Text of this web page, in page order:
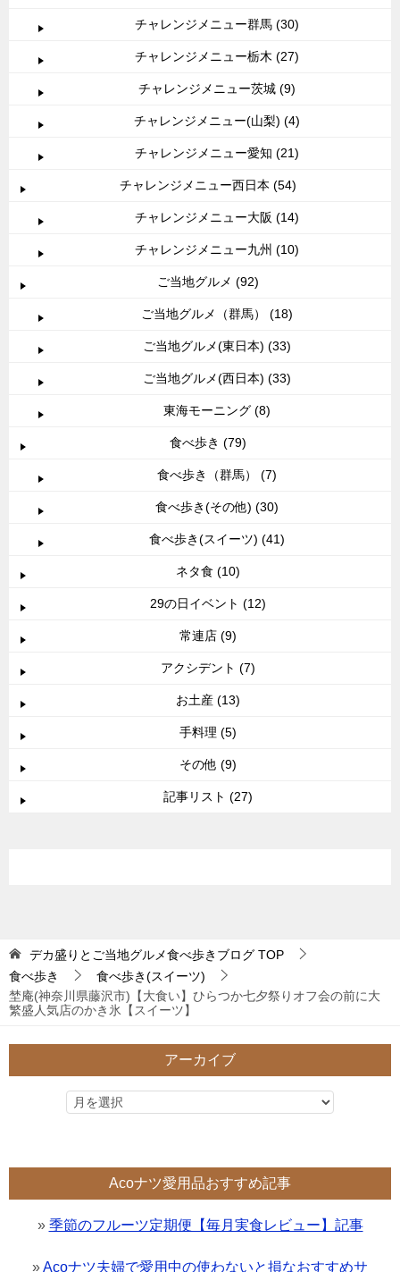
チャレンジメニュー群馬 (30)
チャレンジメニュー栃木 (27)
チャレンジメニュー茨城 (9)
チャレンジメニュー(山梨) (4)
チャレンジメニュー愛知 (21)
チャレンジメニュー西日本 (54)
チャレンジメニュー大阪 (14)
チャレンジメニュー九州 (10)
ご当地グルメ (92)
ご当地グルメ（群馬） (18)
ご当地グルメ(東日本) (33)
ご当地グルメ(西日本) (33)
東海モーニング (8)
食べ歩き (79)
食べ歩き（群馬） (7)
食べ歩き(その他) (30)
食べ歩き(スイーツ) (41)
ネタ食 (10)
29の日イベント (12)
常連店 (9)
アクシデント (7)
お土産 (13)
手料理 (5)
その他 (9)
記事リスト (27)
デカ盛りとご当地グルメ食べ歩きブログ TOP
食べ歩き
食べ歩き(スイーツ)
埜庵(神奈川県藤沢市)【大食い】ひらつか七夕祭りオフ会の前に大
繁盛人気店のかき氷【スイーツ】
アーカイブ
Acoナツ愛用品おすすめ記事
» 季節のフルーツ定期便【毎月実食レビュー】記事
»Acoナツ夫婦で愛用中の使わないと損なおすすめサ